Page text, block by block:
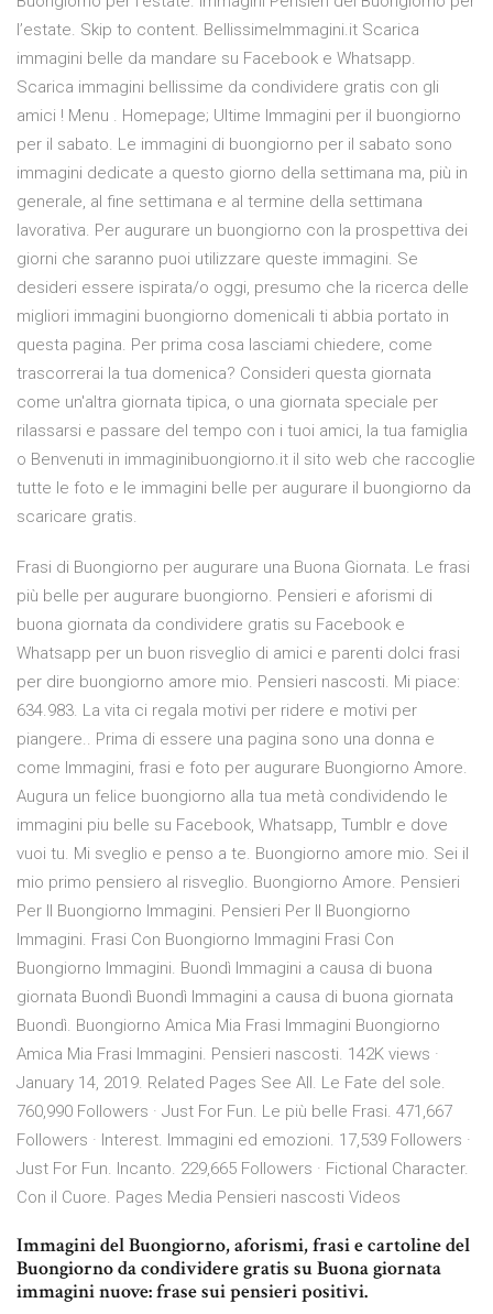
l’estate. Skip to content. BellissimeImmagini.it Scarica
immagini belle da mandare su Facebook e Whatsapp.
Scarica immagini bellissime da condividere gratis con gli
amici ! Menu . Homepage; Ultime Immagini per il buongiorno
per il sabato. Le immagini di buongiorno per il sabato sono
immagini dedicate a questo giorno della settimana ma, più in
generale, al fine settimana e al termine della settimana
lavorativa. Per augurare un buongiorno con la prospettiva dei
giorni che saranno puoi utilizzare queste immagini. Se
desideri essere ispirata/o oggi, presumo che la ricerca delle
migliori immagini buongiorno domenicali ti abbia portato in
questa pagina. Per prima cosa lasciami chiedere, come
trascorrerai la tua domenica? Consideri questa giornata
come un'altra giornata tipica, o una giornata speciale per
rilassarsi e passare del tempo con i tuoi amici, la tua famiglia
o Benvenuti in immaginibuongiorno.it il sito web che raccoglie
tutte le foto e le immagini belle per augurare il buongiorno da
scaricare gratis.
Frasi di Buongiorno per augurare una Buona Giornata. Le frasi
più belle per augurare buongiorno. Pensieri e aforismi di
buona giornata da condividere gratis su Facebook e
Whatsapp per un buon risveglio di amici e parenti dolci frasi
per dire buongiorno amore mio. Pensieri nascosti. Mi piace:
634.983. La vita ci regala motivi per ridere e motivi per
piangere.. Prima di essere una pagina sono una donna e
come Immagini, frasi e foto per augurare Buongiorno Amore.
Augura un felice buongiorno alla tua metà condividendo le
immagini piu belle su Facebook, Whatsapp, Tumblr e dove
vuoi tu. Mi sveglio e penso a te. Buongiorno amore mio. Sei il
mio primo pensiero al risveglio. Buongiorno Amore. Pensieri
Per Il Buongiorno Immagini. Pensieri Per Il Buongiorno
Immagini. Frasi Con Buongiorno Immagini Frasi Con
Buongiorno Immagini. Buondì Immagini a causa di buona
giornata Buondì Buondì Immagini a causa di buona giornata
Buondì. Buongiorno Amica Mia Frasi Immagini Buongiorno
Amica Mia Frasi Immagini. Pensieri nascosti. 142K views ·
January 14, 2019. Related Pages See All. Le Fate del sole.
760,990 Followers · Just For Fun. Le più belle Frasi. 471,667
Followers · Interest. Immagini ed emozioni. 17,539 Followers ·
Just For Fun. Incanto. 229,665 Followers · Fictional Character.
Con il Cuore. Pages Media Pensieri nascosti Videos
Immagini del Buongiorno, aforismi, frasi e cartoline del
Buongiorno da condividere gratis su Buona giornata
immagini nuove: frase sui pensieri positivi.